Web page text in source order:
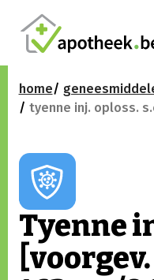
home
tyenne inj. oploss.
Tyenne